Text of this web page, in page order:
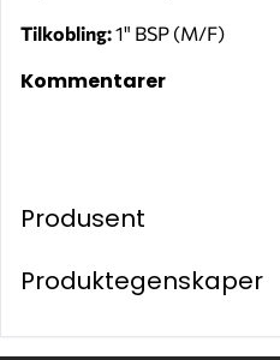
Tilkobling:1" BSP (M/F)
Kommentarer
Produsent
Produktegenskaper